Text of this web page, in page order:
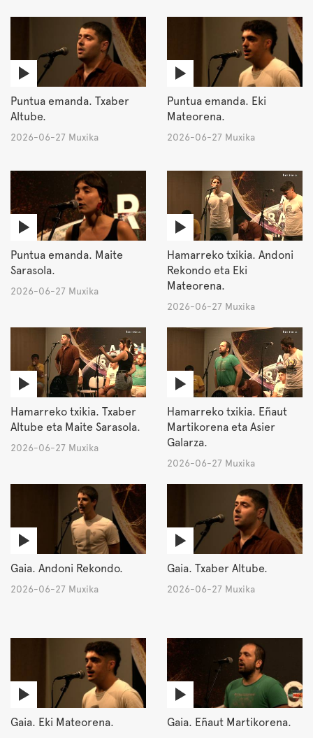
Puntua emanda. Txaber
Altube.
2026-06-27 Muxika
Puntua emanda. Eki
Mateorena.
2026-06-27 Muxika
Puntua emanda. Maite
Sarasola.
2026-06-27 Muxika
Hamarreko txikia. Andoni
Rekondo eta Eki
Mateorena.
2026-06-27 Muxika
Hamarreko txikia. Txaber
Altube eta Maite Sarasola.
2026-06-27 Muxika
Hamarreko txikia. Eñaut
Martikorena eta Asier
Galarza.
2026-06-27 Muxika
Gaia. Andoni Rekondo.
2026-06-27 Muxika
Gaia. Txaber Altube.
2026-06-27 Muxika
Gaia. Eki Mateorena. Gaia. Eñaut Martikorena.